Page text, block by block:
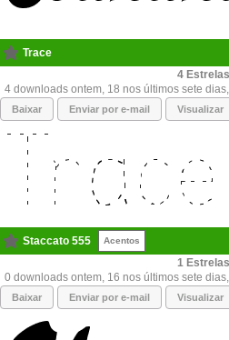
Trace
4
4 downloads ontem, 18 nos últimos sete
Baixar Enviar por e-mail Visualizar
Staccato 555 Acentos
1
0 downloads ontem, 16 nos últimos sete
Baixar Enviar por e-mail Visualizar